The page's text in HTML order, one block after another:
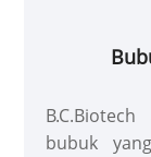
bubuk